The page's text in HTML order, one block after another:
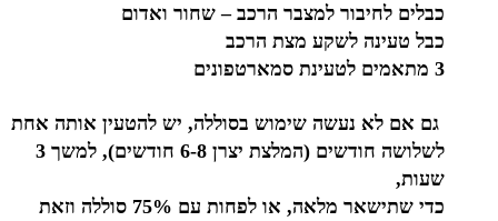
כבלים לחיבור למצבר הרכב – שחור ואדום
כבל טעינה לשקע מצת הרכב
3 מתאמים לטעינת סמארטפונים
גם אם לא נעשה שימוש בסוללה, יש להטעין אותה אחת
לשלושה חודשים (המלצת יצרן 6-8 חודשים), למשך 3
שעות,
כדי שתישאר מלאה, או לפחות עם 75% סוללה וזאת